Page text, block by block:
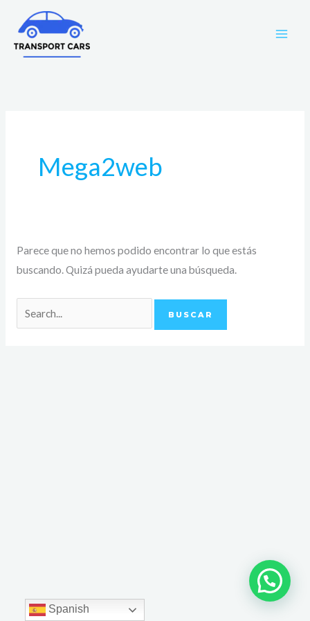
contenido
Mega2web
Parece que no hemos podido encontrar lo que estás
buscando. Quizá pueda ayudarte una búsqueda.
Buscar
por:
Spanish